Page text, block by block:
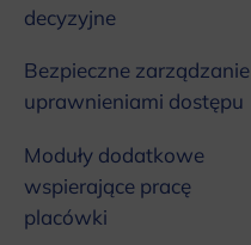
decyzyjne
Bezpieczne zarządzanie
uprawnieniami dostępu
Moduły dodatkowe
wspierające pracę
placówki